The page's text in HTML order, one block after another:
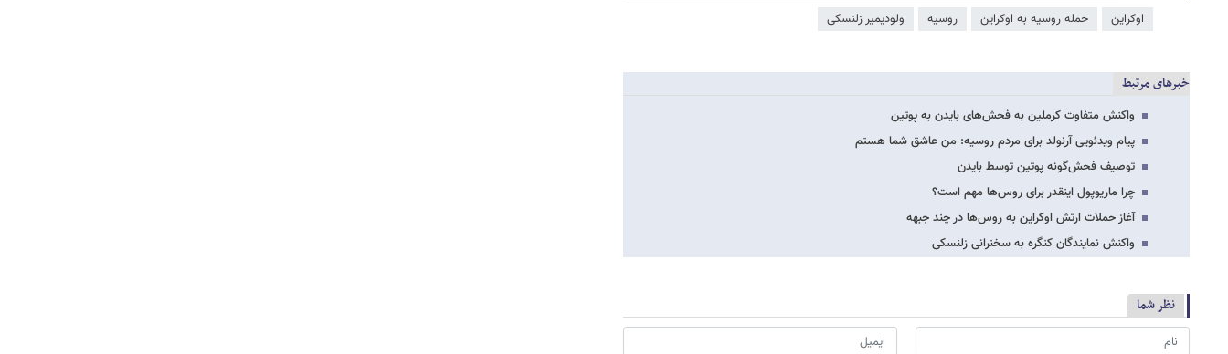
اوکراین حمله روسیه به اوکراین روسیه ولودیمیر زلنسکی
خبرهای مرتبط
واکنش متفاوت کرملین به فحش‌های بایدن به پوتین
پیام ویدئویی آرنولد برای مردم روسیه: من عاشق شما هستم
توصیف فحش‌گونه پوتین توسط بایدن
چرا ماریوپول اینقدر برای روس‌ها مهم است؟
آغاز حملات ارتش اوکراین به روس‌ها در چند جبهه
واکنش نمایندگان کنگره به سخنرانی زلنسکی
نظر شما